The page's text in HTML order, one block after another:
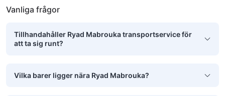
Vanliga frågor
Tillhandahåller Ryad Mabrouka transportservice för
att ta sig runt?
Vilka barer ligger nära Ryad Mabrouka?